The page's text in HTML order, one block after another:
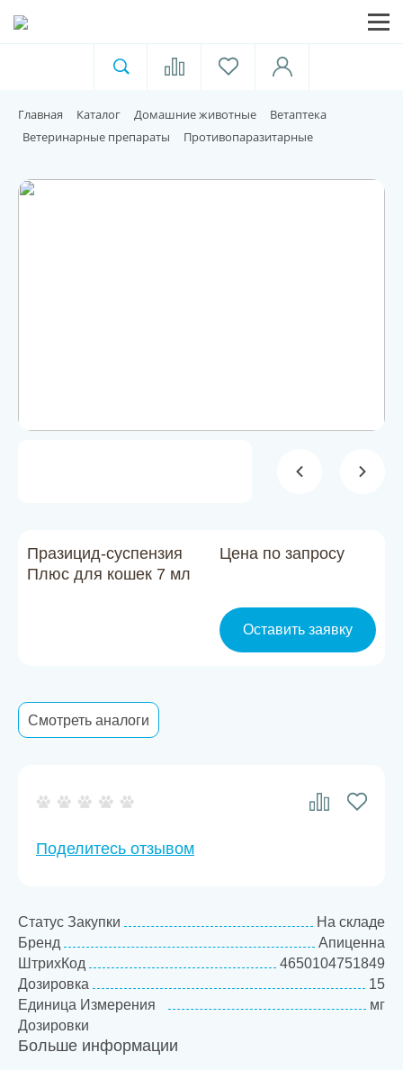
Для пищевой индустрии
Домашние животные
Контакты
Главная Каталог Домашние животные
Ветаптека
Ветеринарные препараты
Противопаразитарные
Празицид-суспензия
Плюс для кошек 7 мл
Цена по запросу
Оставить заявку
Смотреть аналоги
Поделитесь отзывом
Статус Закупки
На складе
Бренд
Апиценна
ШтрихКод
4650104751849
Дозировка
15
Единица Измерения
Дозировки
мг
Товарная категория
Больше информации